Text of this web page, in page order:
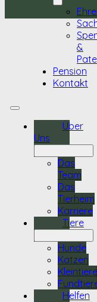
&
Pension
Kontakt
Über
Uns
Das
Team
Das
Tierheim
Karriere
Tiere
Hunde
Katzen
Kleintiere
Helfen